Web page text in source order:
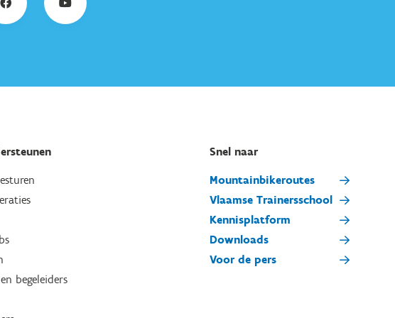
begeleiders
Snel naar
Mountainbikeroutes
Vlaamse Trainersschool
Kennisplatform
Downloads
Voor de pers